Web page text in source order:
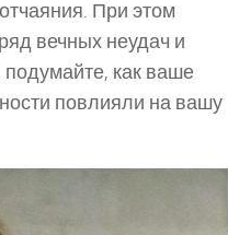
При этом
вечных неудач и
как ваше
повлияли на вашу